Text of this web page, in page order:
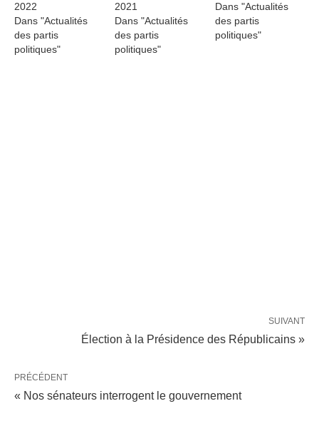
2022
Dans "Actualités
des partis
politiques"
2021
Dans "Actualités
des partis
politiques"
Dans "Actualités
des partis
politiques"
SUIVANT
Élection à la Présidence des Républicains »
PRÉCÉDENT
« Nos sénateurs interrogent le gouvernement